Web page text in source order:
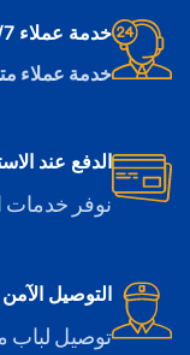
خدمة عملاء 24/7
خدمة عملاء
الدفع عند
نوفر خدمات
التوصيل
توصيل لباب